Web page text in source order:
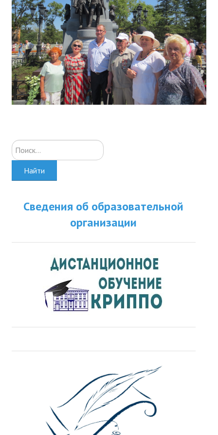
Искать...
Найти
Сведения об образовательной
организации